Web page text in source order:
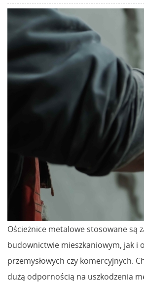
Ościeżnice metalowe stosowane są
budownictwie mieszkaniowym, jak i
przemysłowych czy komercyjnych.
dużą odpornością na uszkodzenia